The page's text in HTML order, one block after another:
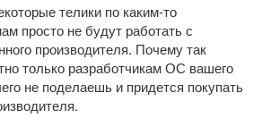
телики по каким-то
просто не будут работать с
производителя. Почему так
только разработчикам ОС вашего
не поделаешь и придется покупать